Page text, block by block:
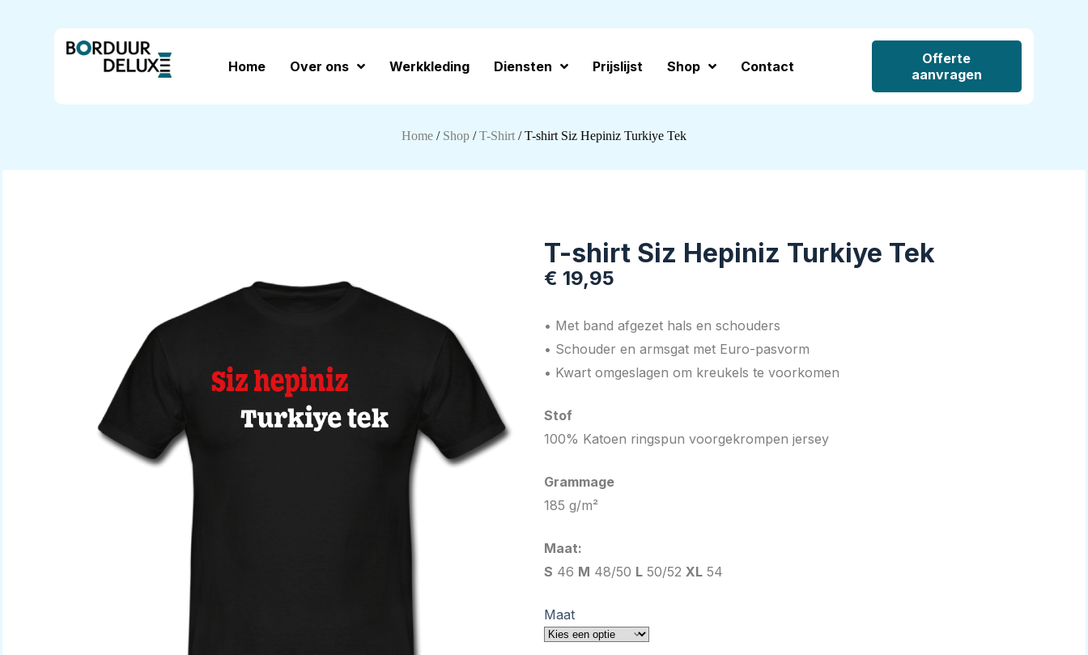
Home Over ons Werkkleding Diensten Prijslijst Shop Contact
Offerte
aanvragen
Home / Shop /T-Shirt / T-shirt Siz Hepiniz Turkiye Tek
T-shirt Siz Hepiniz Turkiye Tek
€ 19,95
• Met band afgezet hals en schouders
• Schouder en armsgat met Euro-pasvorm
• Kwart omgeslagen om kreukels te voorkomen
Stof
100% Katoen ringspun voorgekrompen jersey
Grammage
185 g/m²
Maat:
S 46 M 48/50 L 50/52 XL 54
Maat